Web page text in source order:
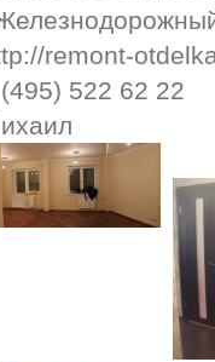
remont-
522 62 22